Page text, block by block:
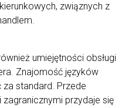
związnych z
umiejętności obsługi
Znajomość języków
standard. Przede
przydaje się